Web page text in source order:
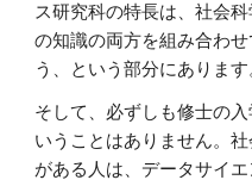
ス研究科の特長は、社会
の知識の両方を組み合わ
う、という部分にあります
そして、必ずしも修士の
いうことはありません。
がある人は、データサイ